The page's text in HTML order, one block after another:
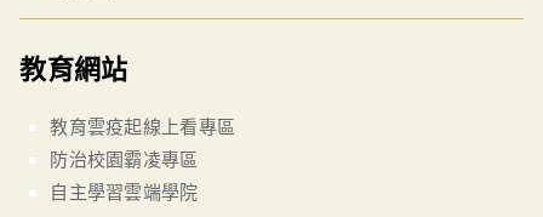
教育網站
教育雲疫起線上看專區
防治校園霸凌專區
自主學習雲端學院